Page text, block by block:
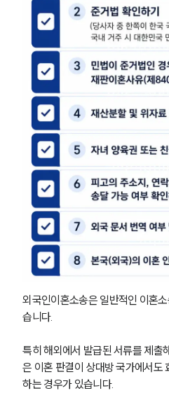
외국인이혼소송은 일반적인 이혼
습니다.
특히 해외에서 발급된 서류를 제출
은 이혼 판결이 상대방 국가에서도
하는 경우가 있습니다.